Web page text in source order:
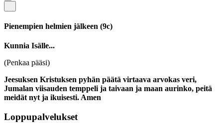
Pienempien helmien jälkeen (9c)
Kunnia Isälle...
(Penkaa pääsi)
Jeesuksen Kristuksen pyhän päätä virtaava arvokas veri,
Jumalan viisauden temppeli ja taivaan ja maan aurinko, peitä
meidät nyt ja ikuisesti. Amen
Loppupalvelukset